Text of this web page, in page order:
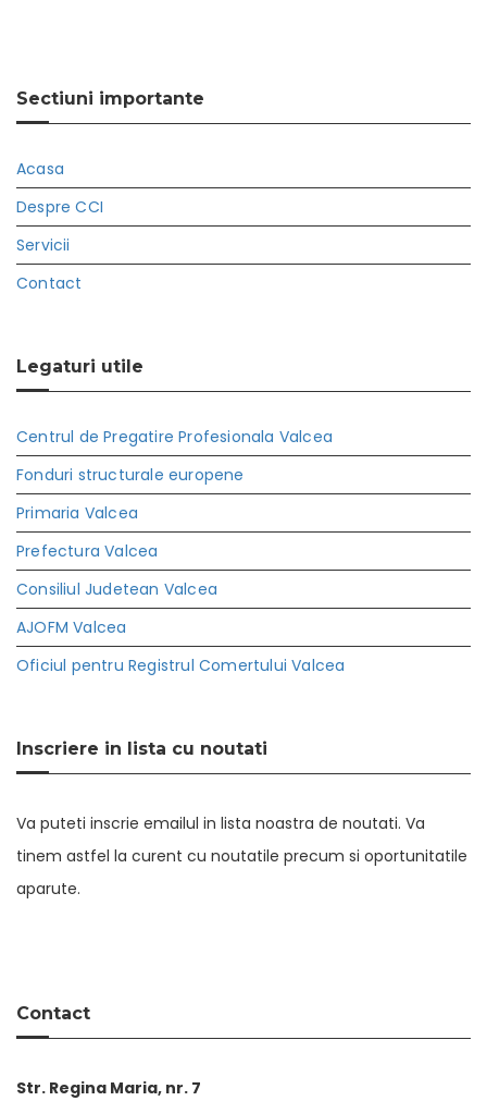
Sectiuni importante
Acasa
Despre CCI
Servicii
Contact
Legaturi utile
Centrul de Pregatire Profesionala Valcea
Fonduri structurale europene
Primaria Valcea
Prefectura Valcea
Consiliul Judetean Valcea
AJOFM Valcea
Oficiul pentru Registrul Comertului Valcea
Inscriere in lista cu noutati
Va puteti inscrie emailul in lista noastra de noutati. Va
tinem astfel la curent cu noutatile precum si oportunitatile
aparute.
Contact
Str. Regina Maria, nr. 7